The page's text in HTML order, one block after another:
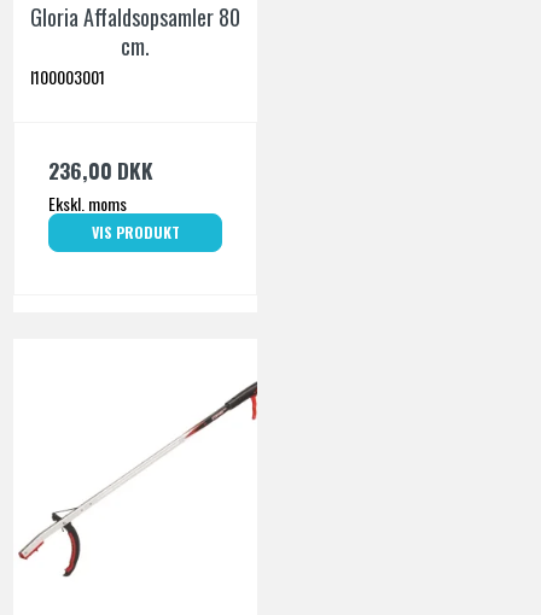
Gloria Affaldsopsamler 80
cm.
I100003001
236,00 DKK
Ekskl. moms
VIS PRODUKT